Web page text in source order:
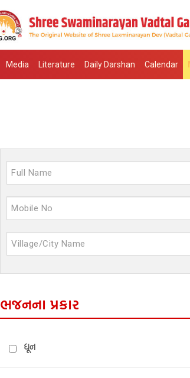
Media Literature Daily Darshan Calendar
ભજનના પ્રકાર
ધૂન